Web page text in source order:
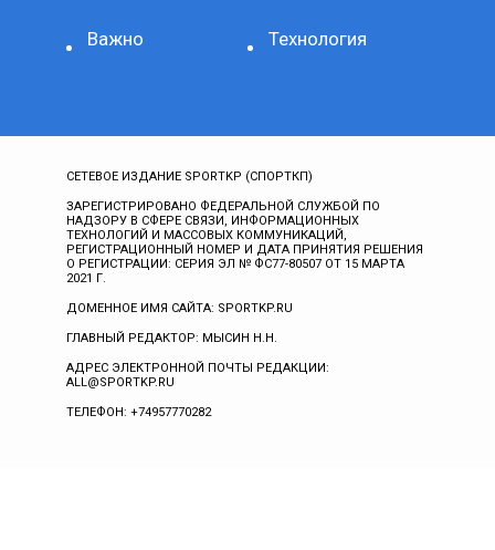
Важно Технология
СЕТЕВОЕ ИЗДАНИЕ SPORTKP (СПОРТКП)
ЗАРЕГИСТРИРОВАНО ФЕДЕРАЛЬНОЙ СЛУЖБОЙ ПО
НАДЗОРУ В СФЕРЕ СВЯЗИ, ИНФОРМАЦИОННЫХ
ТЕХНОЛОГИЙ И МАССОВЫХ КОММУНИКАЦИЙ,
РЕГИСТРАЦИОННЫЙ НОМЕР И ДАТА ПРИНЯТИЯ РЕШЕНИЯ
О РЕГИСТРАЦИИ: СЕРИЯ ЭЛ № ФС77-80507 ОТ 15 МАРТА
2021 Г.
ДОМЕННОЕ ИМЯ САЙТА: SPORTKP.RU
ГЛАВНЫЙ РЕДАКТОР: МЫСИН Н.Н.
АДРЕС ЭЛЕКТРОННОЙ ПОЧТЫ РЕДАКЦИИ:
ALL@SPORTKP.RU
ТЕЛЕФОН: +74957770282